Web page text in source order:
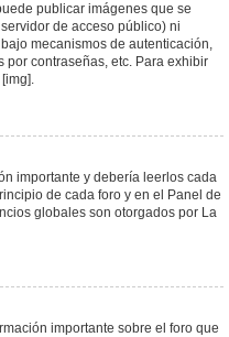
publicar imágenes que se
de acceso público) ni
mecanismos de autenticación,
por contraseñas, etc. Para exhibir
importante y debería leerlos cada
de cada foro y en el Panel de
globales son otorgados por La
importante sobre el foro que